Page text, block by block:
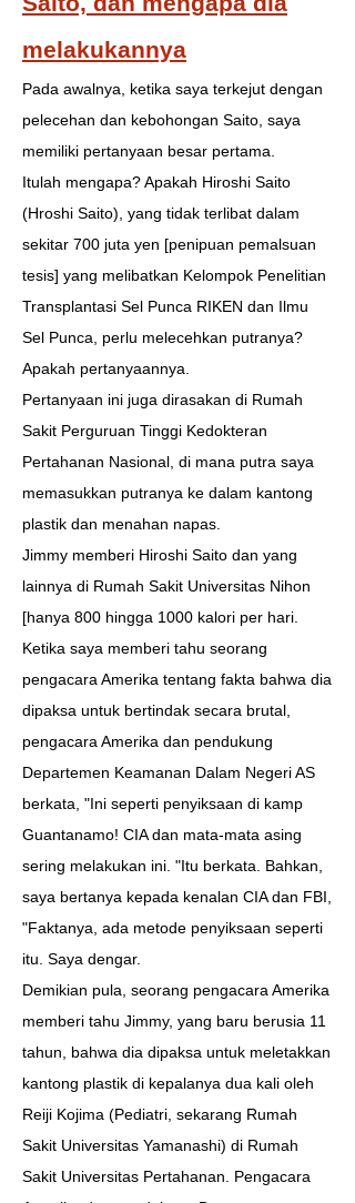
melakukannya
Pada awalnya, ketika saya terkejut dengan
pelecehan dan kebohongan Saito, saya
memiliki pertanyaan besar pertama.
Itulah mengapa? Apakah Hiroshi Saito
(Hroshi Saito), yang tidak terlibat dalam
sekitar 700 juta yen [penipuan pemalsuan
tesis] yang melibatkan Kelompok Penelitian
Transplantasi Sel Punca RIKEN dan Ilmu
Sel Punca, perlu melecehkan putranya?
Apakah pertanyaannya.
Pertanyaan ini juga dirasakan di Rumah
Sakit Perguruan Tinggi Kedokteran
Pertahanan Nasional, di mana putra saya
memasukkan putranya ke dalam kantong
plastik dan menahan napas.
Jimmy memberi Hiroshi Saito dan yang
lainnya di Rumah Sakit Universitas Nihon
[hanya 800 hingga 1000 kalori per hari.
Ketika saya memberi tahu seorang
pengacara Amerika tentang fakta bahwa dia
dipaksa untuk bertindak secara brutal,
pengacara Amerika dan pendukung
Departemen Keamanan Dalam Negeri AS
berkata, "Ini seperti penyiksaan di kamp
Guantanamo! CIA dan mata-mata asing
sering melakukan ini. "Itu berkata. Bahkan,
saya bertanya kepada kenalan CIA dan FBI,
"Faktanya, ada metode penyiksaan seperti
itu. Saya dengar.
Demikian pula, seorang pengacara Amerika
memberi tahu Jimmy, yang baru berusia 11
tahun, bahwa dia dipaksa untuk meletakkan
kantong plastik di kepalanya dua kali oleh
Reiji Kojima (Pediatri, sekarang Rumah
Sakit Universitas Yamanashi) di Rumah
Sakit Universitas Pertahanan. Pengacara